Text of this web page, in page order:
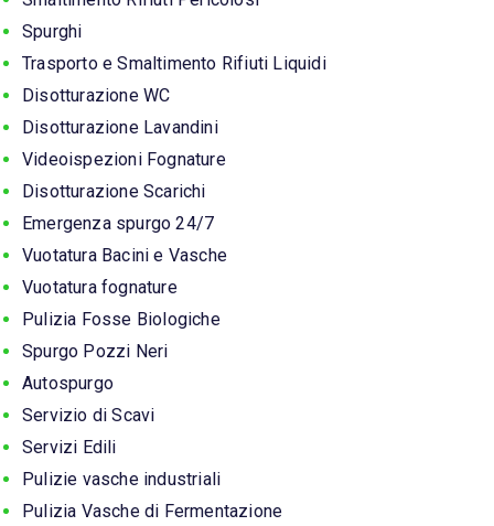
Spurghi
Trasporto e Smaltimento Rifiuti Liquidi
Disotturazione WC
Disotturazione Lavandini
Videoispezioni Fognature
Disotturazione Scarichi
Emergenza spurgo 24/7
Vuotatura Bacini e Vasche
Vuotatura fognature
Pulizia Fosse Biologiche
Spurgo Pozzi Neri
Autospurgo
Servizio di Scavi
Servizi Edili
Pulizie vasche industriali
Pulizia Vasche di Fermentazione